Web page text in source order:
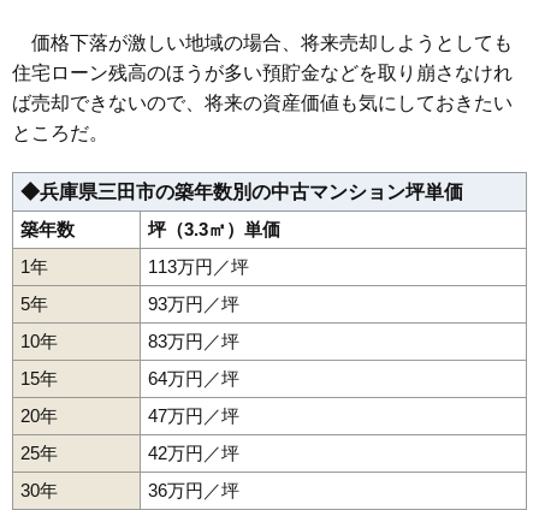
フラワータウンアミル21
住所 兵庫県三田市狭間が丘5丁目
交通 フラワータウン駅（4分）
相場
(18.4万円/㎡~21.1万円/㎡)
マンションナビで
無料一括査定をする
フラワータウンアミル21マーガレット館
住所 兵庫県三田市狭間が丘5丁目
交通 フラワータウン駅（5分）
相場 1,400万円～1,600万円
(18.4万円/㎡~21.1万円/㎡)
マンションナビで
価格下落が激しい地域の場合、将来売却しようとしても
住宅ローン残高のほうが多い預貯金などを取り崩さなけれ
ば売却できないので、将来の資産価値も気にしておきたい
ところだ。
◆兵庫県三田市の築年数別の中古マンション坪単価
築年数
坪（3.3㎡）単価
1年
113万円／坪
5年
93万円／坪
10年
83万円／坪
15年
64万円／坪
20年
47万円／坪
25年
42万円／坪
30年
36万円／坪